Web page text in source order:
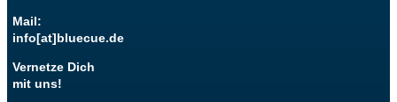
Mail:
info[at]bluecue.de
Vernetze Dich
mit uns!